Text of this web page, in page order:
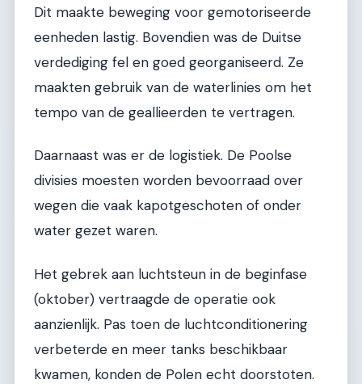
Dit maakte beweging voor gemotoriseerde
eenheden lastig. Bovendien was de Duitse
verdediging fel en goed georganiseerd. Ze
maakten gebruik van de waterlinies om het
tempo van de geallieerden te vertragen.
Daarnaast was er de logistiek. De Poolse
divisies moesten worden bevoorraad over
wegen die vaak kapotgeschoten of onder
water gezet waren.
Het gebrek aan luchtsteun in de beginfase
(oktober) vertraagde de operatie ook
aanzienlijk. Pas toen de luchtconditionering
verbeterde en meer tanks beschikbaar
kwamen, konden de Polen echt doorstoten.